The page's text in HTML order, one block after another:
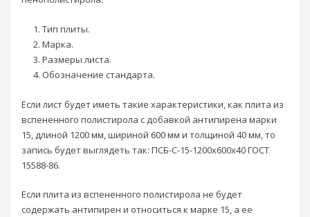
Тип плиты.
Марка.
Размеры листа.
Обозначение стандарта.
Если лист будет иметь такие характеристики, как плита из
вспененного полистирола с добавкой антипирена марки
15, длиной 1200 мм, шириной 600 мм и толщиной 40 мм, то
запись будет выглядеть так: ПСБ-С-15-1200х600х40 ГОСТ
15588-86.
Если плита из вспененного полистирола не будет
содержать антипирен и относиться к марке 15, а ее